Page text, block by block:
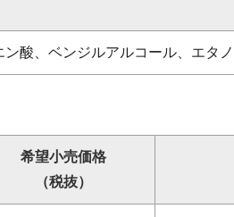
ン酸、ベンジルアルコール、エタ
希望小売価格
（税抜）